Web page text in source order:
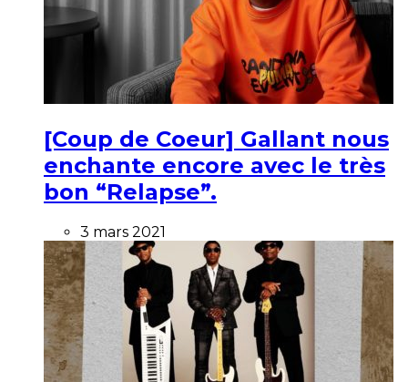
[Coup de Coeur] Gallant nous
enchante encore avec le très
bon “Relapse”.
3 mars 2021